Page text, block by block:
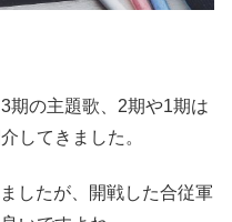
期の主題歌、2期や1期は
してきました。
したが、開戦した合従軍